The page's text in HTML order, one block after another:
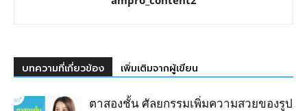
บทความที่เกี่ยวข้อง เพิ่มเติมจากผู้เขียน
ตาสองชั้น ศัลยกรรมเพิ่มความสวยของรูป